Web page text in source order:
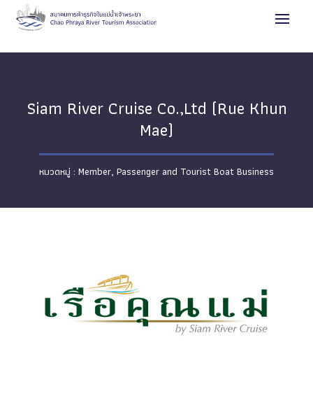
Siam River Cruise Co.,Ltd (Rue Khun
Mae)
Member, Passenger and Tourist Boat Business